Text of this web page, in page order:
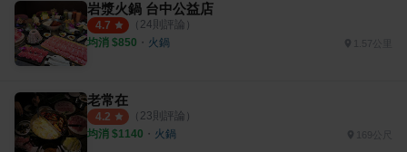
岩漿火鍋 台中公益店
4.7 （ 24則評論）
均消 $850 ・ 火鍋 1.57公里
老常在
4.2 （ 23則評論）
均消 $1140 ・ 火鍋